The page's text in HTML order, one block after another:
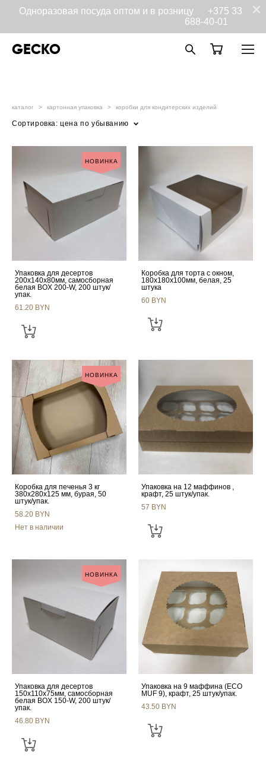
Одноразовая посуда оптом и в розницу +375 33
688-40-01
GECKO
каталог > картонная упаковка > коробки для кондитерских изделий
Сортировка: цена по убыванию
НОВИНКА
Упаковка для десертов
200х140х80мм, самосборная
белая BOX 200-W, 200 штук/
упак.
61.20 BYN
Коробка для торта с окном,
180х180х100мм, белая, 25
штука
60 BYN
НОВИНКА
Коробка для печенья 3 кг
380x280x125 мм, бурая, 50
штук/упак.
58.20 BYN
Нет в наличии
Упаковка на 12 маффинов ,
крафт, 25 штук/упак.
57 BYN
НОВИНКА
Упаковка для десертов
150х110х75мм, самосборная
белая BOX 150-W, 200 штук/
упак.
46.80 BYN
Упаковка на 9 маффина (ECO
MUF 9), крафт, 25 штук/упак.
43.50 BYN